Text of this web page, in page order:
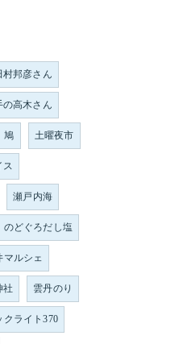
村邦彦さん
の高木さん
鳩 土曜夜市
ス
瀬戸内海
のどぐろだし塩
マルシェ
社 雲丹のり
クライト370